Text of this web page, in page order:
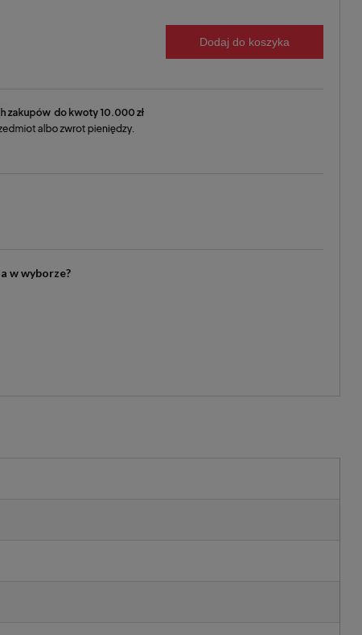
Dodaj do koszyka
w wyborze?